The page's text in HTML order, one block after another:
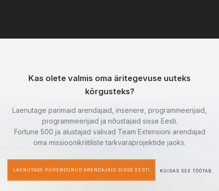
Kas olete valmis oma äritegevuse uuteks
kõrgusteks?
Laenutage parimaid arendajaid, insenere, programmeerijaid,
programmeerijaid ja nõustajaid sisse Eesti.
Fortune 500 ja alustajad valivad Team Extensioni arendajad
oma missioonikriitiliste tarkvaraprojektide jaoks.
LAENUTAGE PÜHENDUNUD ARENDAJAID SISSE EESTI KUIDAS SEE TÖÖTAB